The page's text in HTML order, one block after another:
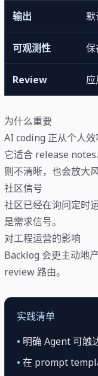
输出
可观测性 保
Review 应
为什么重要
AI coding 正从个人效
它适合 release
则不清晰，也会放大风
社区信号
社区已经在询问定时
是需求信号。
对工程运营的影响
Backlog 会更主动地
review 路由。
实践清单
• 明确 Agent 可触
• 在 prompt